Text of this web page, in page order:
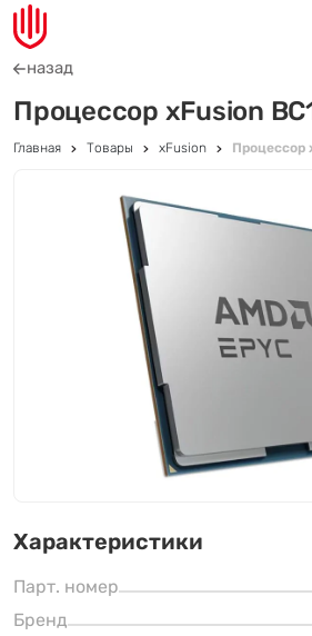
назад
Процессор xFusion
Главная Товары xFusion Процессор
Характеристики
Парт. номер
Бренд